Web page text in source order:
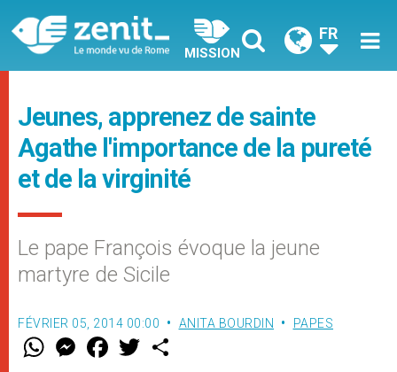
MISSION
FR
Jeunes, apprenez de sainte
Agathe l'importance de la pureté
et de la virginité
Le pape François évoque la jeune
martyre de Sicile
FÉVRIER 05, 2014 00:00 ANITA BOURDIN PAPES
W M
e
F
a w